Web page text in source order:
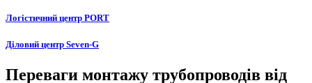
Логістичний центр PORT
Діловий центр Seven-G
Переваги монтажу трубопроводів від